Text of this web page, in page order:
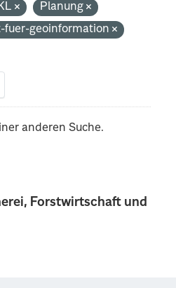
Forstwirtschaft und
Planung
fuer-geoinformation
anderen Suche.